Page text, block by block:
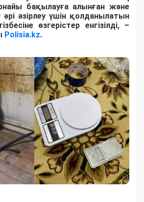
бақылауға алынған және
әрі әзірлеу үшін қолданылатын
өзгерістер енгізілді, –
Polisia.kz.